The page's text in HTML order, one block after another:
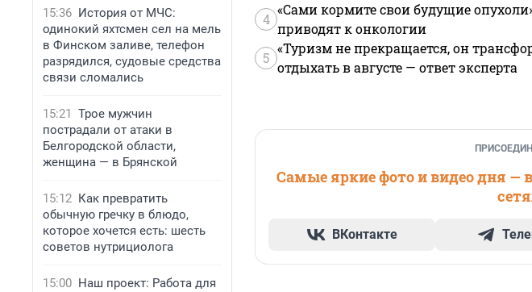
15:36 История от МЧС:
одинокий яхтсмен сел на мель
в Финском заливе, телефон
разрядился, судовые средства
связи сломались
15:21 Трое мужчин
пострадали от атаки в
Белгородской области,
женщина — в Брянской
15:12 Как превратить
обычную гречку в блюдо,
которое хочется есть: шесть
советов нутрициолога
15:00 Наш проект: Работа для
4
«Сами кормите свои будущие
приводят к онкологии
5
«Туризм не прекращается, он
отдыхать в августе — ответ эксперта
Самые яркие фото и видео дня —
ВКонтакте